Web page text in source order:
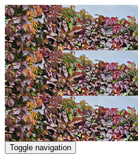
Toggle navigation